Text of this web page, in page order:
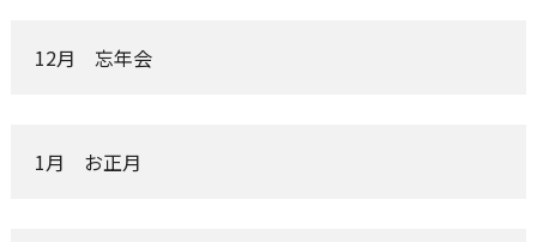
12月 忘年会
1月 お正月